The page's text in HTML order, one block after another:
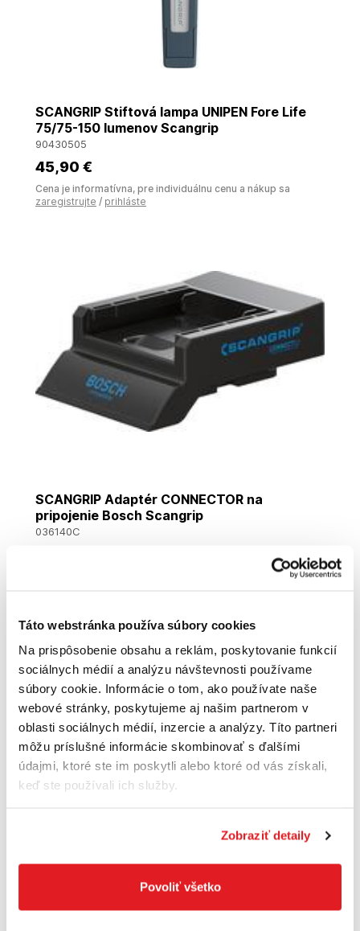
Táto webstránka používa súbory cookies
Na prispôsobenie obsahu a reklám, poskytovanie funkcií
sociálnych médií a analýzu návštevnosti používame
súbory cookie. Informácie o tom, ako používate naše
webové stránky, poskytujeme aj našim partnerom v
oblasti sociálnych médií, inzercie a analýzy. Títo partneri
môžu príslušné informácie skombinovať s ďalšími
údajmi, ktoré ste im poskytli alebo ktoré od vás získali,
keď ste používali ich služby.
Zobraziť detaily
Povoliť všetko
SCANGRIP Stiftová lampa UNIPEN Fore Life
75/75-150 lumenov Scangrip
90430505
45,90 €
Cena je informatívna, pre individuálnu cenu a nákup sa
zaregistrujte / prihláste
SCANGRIP Adaptér CONNECTOR na
pripojenie Bosch Scangrip
036140C
Cena je informatívna, pre individuálnu cenu a nákup sa
SCANGRIP Adaptér pre DEWALT Scangrip